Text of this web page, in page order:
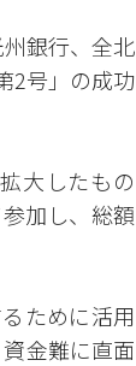
銀行、全北
2号」の成功
大したもの
加し、総額
ために活用
金難に直面